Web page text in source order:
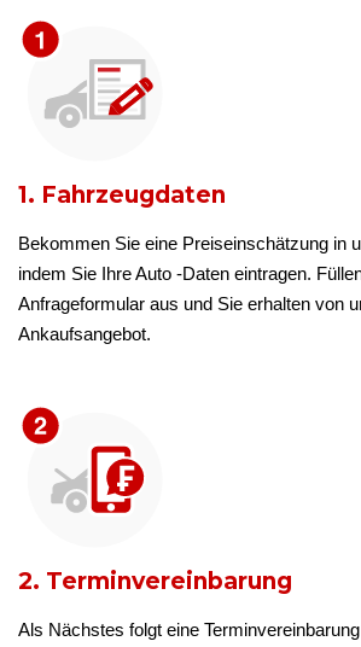
1. Fahrzeugdaten
Bekommen Sie eine Preiseinschätzung in
indem Sie Ihre Auto -Daten eintragen.
Anfrageformular aus und Sie erhalten von
Ankaufsangebot.
2. Terminvereinbarung
Als Nächstes folgt eine